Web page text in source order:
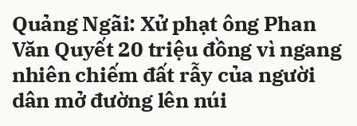
Quảng Ngãi: Xử phạt ông Phan
Văn Quyết 20 triệu đồng vì ngang
nhiên chiếm đất rẫy của người
dân mở đường lên núi